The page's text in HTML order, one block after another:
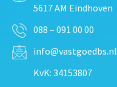
5617 AM Eindhoven
088 – 091 00 00
info@vastgoedbs.nl
KvK: 34153807